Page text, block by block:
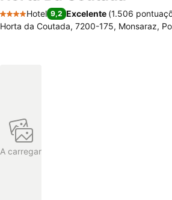
4 Estrelas
Hotel 9,2 Excelente (1.506
Horta da Coutada, 7200-175, Monsaraz,
A carregar